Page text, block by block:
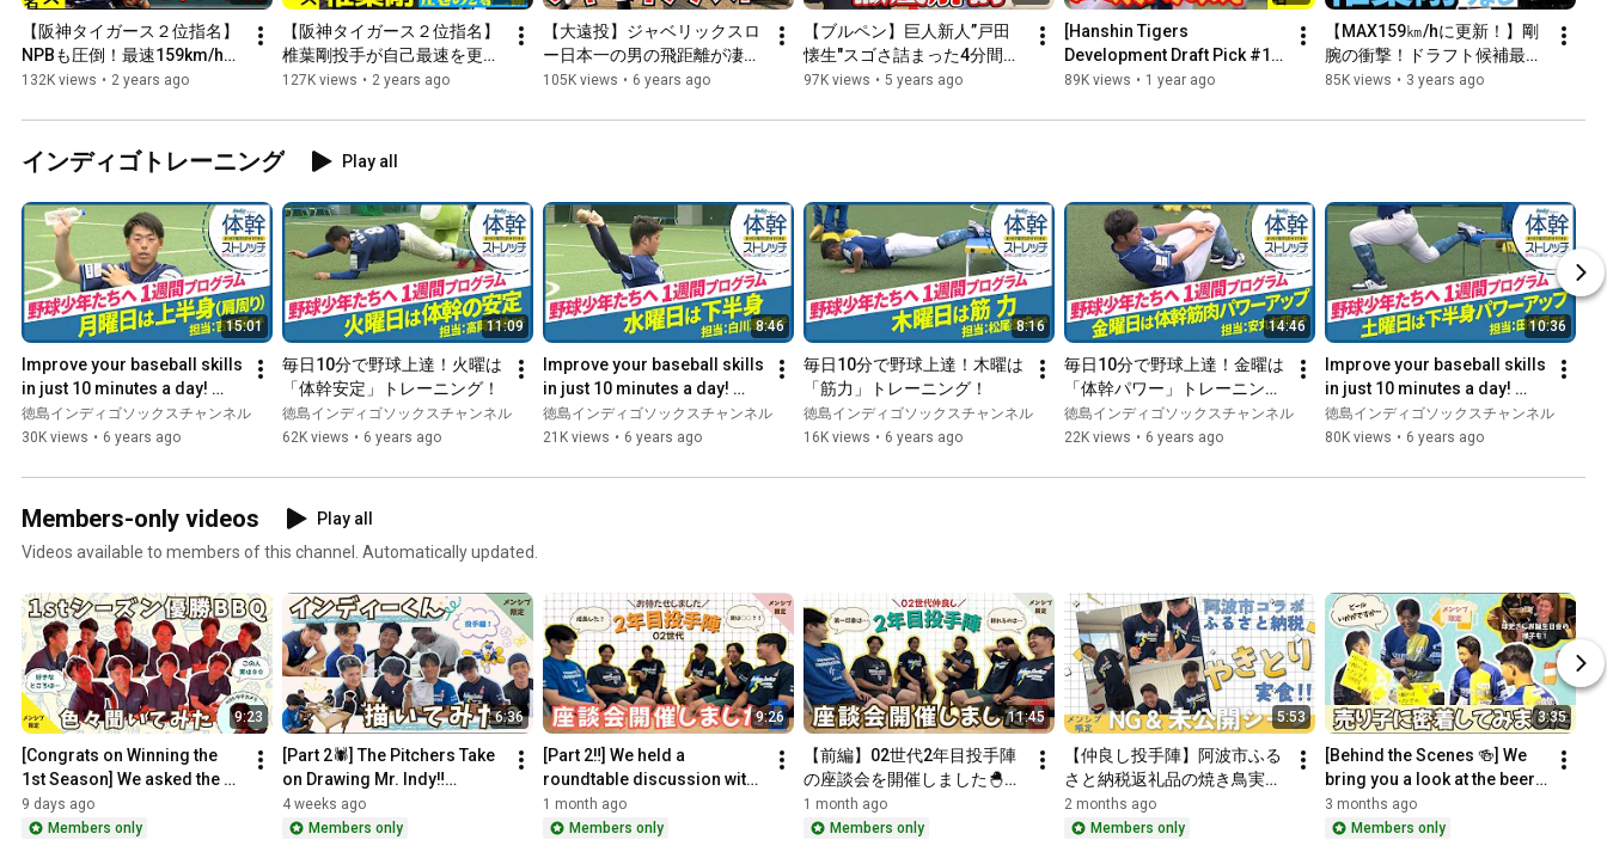
【阪神タイガース２位指名】
NPBも圧倒！最速159km/h右
腕　椎葉剛のナイスボール集
132K views • 2 years ago
【阪神タイガース２位指名】
椎葉剛投手が自己最速を更新
した1回2奪三振の投球まとめ
127K views • 2 years ago
【大遠投】ジャベリックスロ
ー日本一の男の飛距離が凄す
ぎた…！
105K views • 6 years ago
【ブルペン】巨人新人”戸田
懐生"スゴさ詰まった4分間！
全球種を徹底解説！
97K views • 5 years ago
[Hanshin Tigers
Development Draft Pick #1]
A compilation of the
hande...
89K views • 1 year ago
【MAX159㎞/hに更新！】剛
腕の衝撃！ドラフト候補最速
か？椎葉剛の投球を目撃せ
85K views • 3 years ago
インディゴトレーニング Play all
15:01
Improve your baseball skills
in just 10 minutes a day!
Monday is "upper body"
training!
徳島インディゴソックスチャンネル
30K views • 6 years ago
11:09
毎日10分で野球上達！火曜は
「体幹安定」トレーニング！
徳島インディゴソックスチャンネル
62K views • 6 years ago
8:46
Improve your baseball skills
in just 10 minutes a day!
Wednesday is "lower body"
training!
徳島インディゴソックスチャンネル
21K views • 6 years ago
8:16
毎日10分で野球上達！木曜は
「筋力」トレーニング！
徳島インディゴソックスチャンネル
16K views • 6 years ago
14:46
毎日10分で野球上達！金曜は
「体幹パワー」トレーニン
グ！
徳島インディゴソックスチャンネル
22K views • 6 years ago
10:36
Improve your baseball skills
in just 10 minutes a day!
Saturday is "lower body
power" training!
徳島インディゴソックスチャンネル
80K views • 6 years ago
Members-only videos
Play all
Videos available to members of this channel. Automatically updated.
9:23
[Congrats on Winning the
1st Season] We asked the
players various questions at
the BBQ [Members O...
9 days ago
Members only
6:36
[Part 2🕷] The Pitchers Take
on Drawing Mr. Indy‼️
【Membership Exclusive】
4 weeks ago
Members only
9:26
[Part 2‼️] We held a
roundtable discussion with
our second-year pitchers
from the '02 generation🙌...
1 month ago
Members only
11:45
【前編】02世代2年目投手陣
の座談会を開催しました🐣
【メンシプ限定】
1 month ago
Members only
5:53
【仲良し投手陣】阿波市ふる
さと納税返礼品の焼き鳥実食
😋NG&未公開シーン【メンシ
プ限定】
2 months ago
Members only
3:35
[Behind the Scenes 🍻] We
bring you a look at the beer
vendors and Kyushi-san's
birthday party at ...
3 months ago
Members only